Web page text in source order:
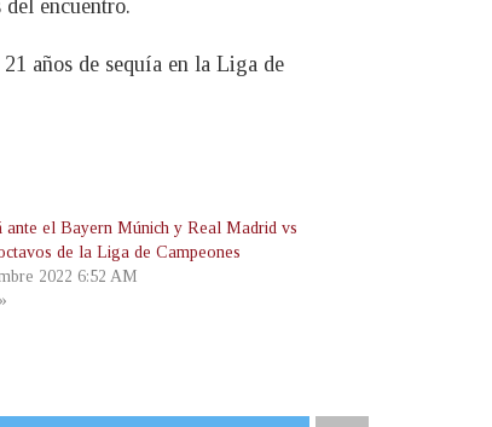
encuentro.
años de sequía en la Liga de
ante el Bayern Múnich y Real Madrid vs
de la Liga de Campeones
2022 6:52 AM